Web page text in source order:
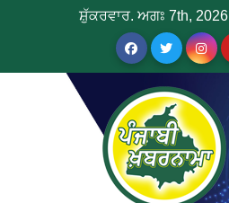
ਸ਼ੁੱਕਰਵਾਰ. ਅਗਃ 7th, 2026